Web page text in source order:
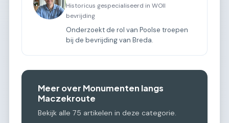
Historicus gespecialiseerd in WOII
bevrijding
Onderzoekt de rol van Poolse troepen
bij de bevrijding van Breda.
Meer over Monumenten langs
Maczekroute
Bekijk alle 75 artikelen in deze categorie.